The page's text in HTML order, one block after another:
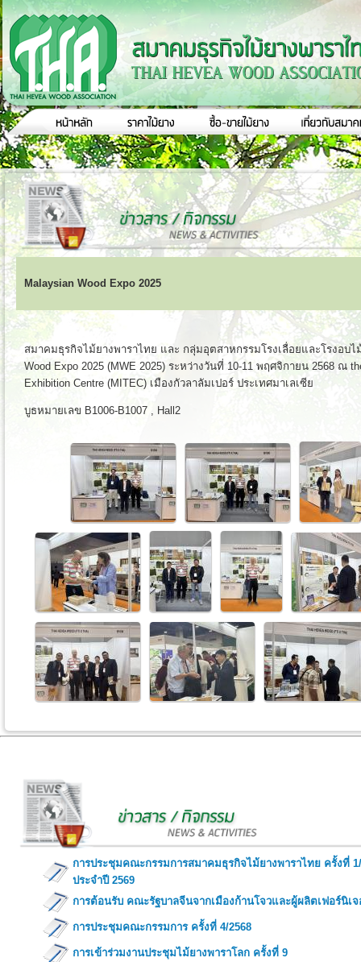
Malaysian Wood Expo 2025
สมาคมธุรกิจไม้ยางพาราไทย และ กลุ่มอุตสาหกรรมโรงเลื่อยและโรงอบไ
Wood Expo 2025 (MWE 2025) ระหว่างวันที่ 10-11 พฤศจิกายน 2568 ณ
Exhibition Centre (MITEC) เมืองกัวลาลัมเปอร์ ประเทศมาเลเซีย
บูธหมายเลข B1006-B1007 , Hall2
การประชุมคณะกรรมการสมาคมธุรกิจไม้ยางพาราไทย ครั้งที่
ประจำปี 2569
การต้อนรับ คณะรัฐบาลจีนจากเมืองก้านโจวและผู้ผลิตเฟอร์นิเ
การประชุมคณะกรรมการ ครั้งที่ 4/2568
การเข้าร่วมงานประชุมไม้ยางพาราโลก ครั้งที่ 9